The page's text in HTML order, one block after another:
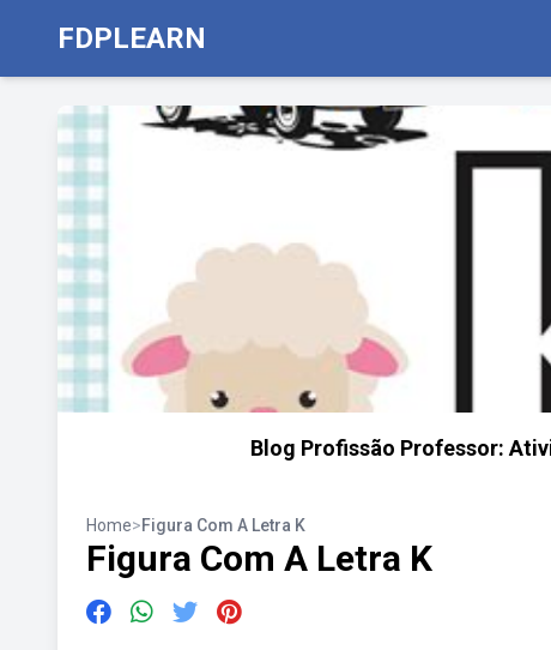
FDPLEARN
Blog Profissão Professor:
Home>Figura Com A Letra K
Figura Com A Letra K